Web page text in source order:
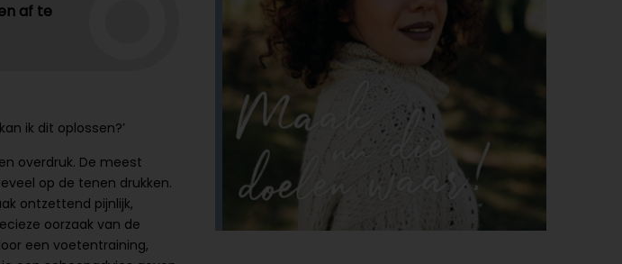
af te
ik dit oplossen?’
overdruk. De meest
op de tenen drukken.
ontzettend pijnlijk,
oorzaak van de
een voetentraining,